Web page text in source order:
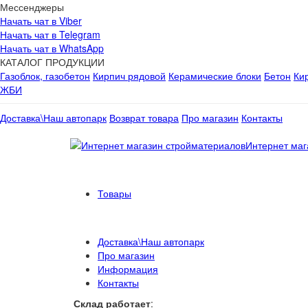
Мессенджеры
Начать чат в Viber
Начать чат в Telegram
Начать чат в WhatsApp
КАТАЛОГ ПРОДУКЦИИ
Газоблок, газобетон Кирпич рядовой Керамические блоки Бетон
ЖБИ
Доставка\Наш автопарк Возврат товара Про магазин Контакты
Интернет
Товары
Доставка\Наш автопарк
Про магазин
Информация
Контакты
Склад работает: